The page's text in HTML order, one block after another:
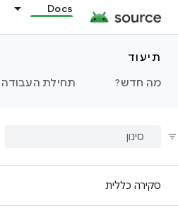
Docs
תיעוד
מה חדש?
תחילת העבודה
סקירה כללית